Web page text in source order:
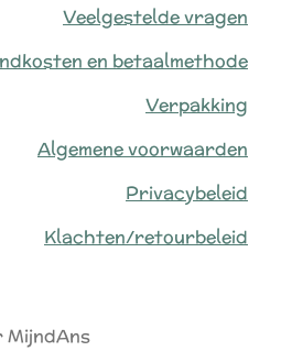
Veelgestelde vragen
en betaalmethode
Verpakking
Algemene voorwaarden
Privacybeleid
Klachten/retourbeleid
MijndAns